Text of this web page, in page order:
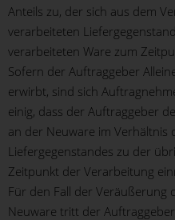
Anteils zu, der sich aus dem
verarbeiteten
verarbeiteten Ware zum
Sofern der Auftraggeber
erwirbt, sind sich
einig, dass der Auftraggeber
an der Neuware im Verhältnis
Liefergegenstandes zu der
Zeitpunkt der Verarbeitung
Für den Fall der Veräußerung
Neuware tritt der